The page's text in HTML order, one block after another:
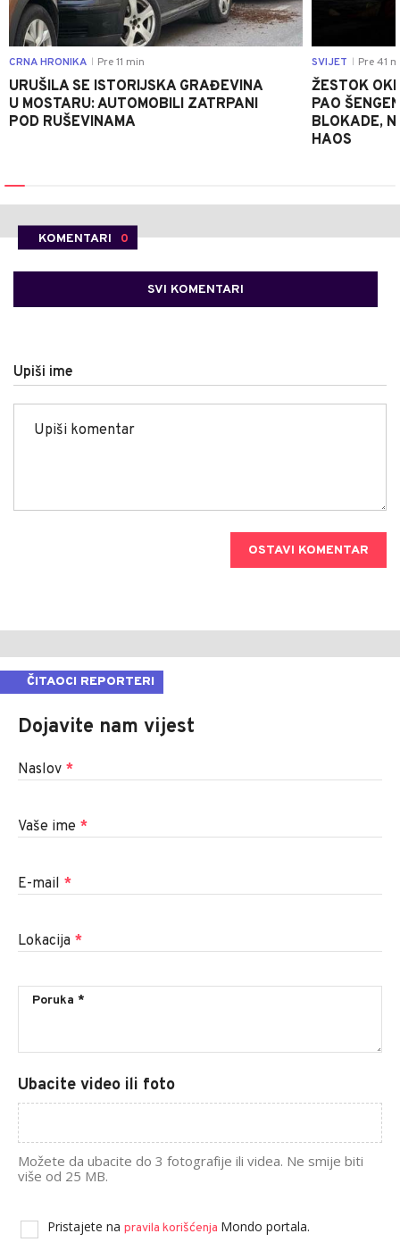
CRNA HRONIKA Pre 11 min
URUŠILA SE ISTORIJSKA GRAĐEVINA
U MOSTARU: AUTOMOBILI ZATRPANI
POD RUŠEVINAMA
SVIJET Pre 41
ŽESTOK
PAO
BLOKADE,
HAOS
KOMENTARI 0
SVI KOMENTARI
Upiši ime
OSTAVI KOMENTAR
ČITAOCI REPORTERI
Dojavite nam vijest
Naslov *
Vaše ime *
E-mail *
Lokacija *
Ubacite video ili foto
Možete da ubacite do 3 fotografije ili videa. Ne smije biti
više od 25 MB.
Pristajete na pravila korišćenja Mondo portala.